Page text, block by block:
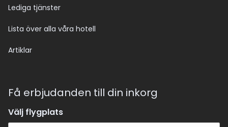
Lediga tjänster
Lista över alla våra hotell
Artiklar
Få erbjudanden till din inkorg
Välj flygplats